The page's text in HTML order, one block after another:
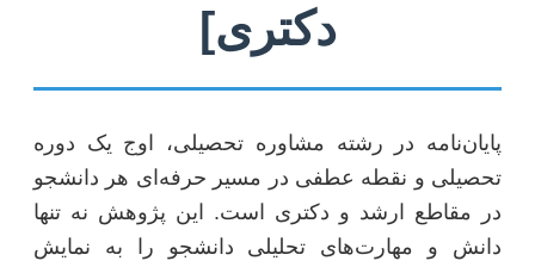
دکتری]
پایان‌نامه در رشته مشاوره تحصیلی، اوج یک دوره
تحصیلی و نقطه عطفی در مسیر حرفه‌ای هر دانشجو
در مقاطع ارشد و دکتری است. این پژوهش نه تنها
دانش و مهارت‌های تحلیلی دانشجو را به نمایش